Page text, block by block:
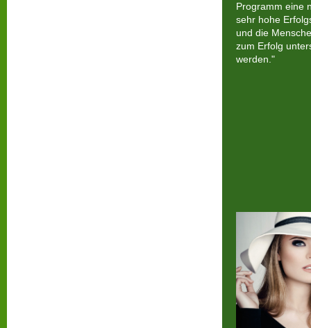
Programm eine
sehr hohe
und die
zum Erfolg
werden."